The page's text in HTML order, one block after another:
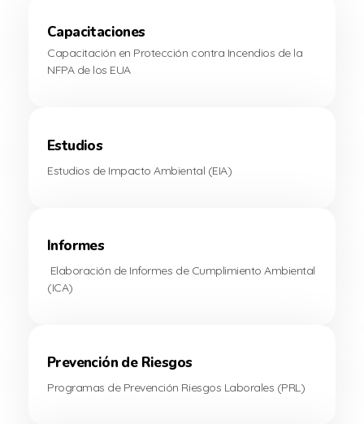
Capacitaciones
Capacitación en Protección contra Incendios de la
NFPA de los EUA
Estudios
Estudios de Impacto Ambiental (EIA)
Informes
Elaboración de Informes de Cumplimiento Ambiental
(ICA)
Prevención de Riesgos
Programas de Prevención Riesgos Laborales (PRL)